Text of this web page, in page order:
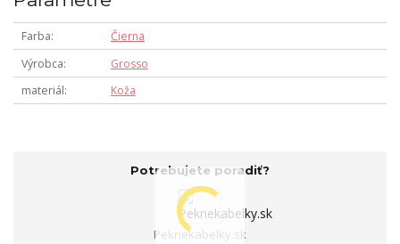
Farba
Čierna
Výrobca
Grosso
materiál
Koža
Potrebujete poradiť?
Peknekabelky.sk